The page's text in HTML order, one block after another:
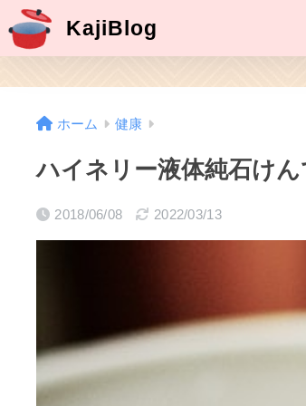
KajiBlog
ホーム 健康
ハイネリー液体純石け
2018/06/08 2022/03/13